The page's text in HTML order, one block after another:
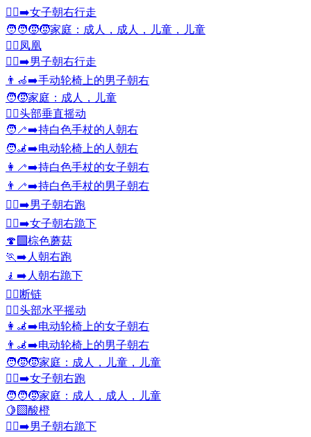
🚶‍♀️‍➡️女子朝右行走
🧑‍🧑‍🧒‍🧒家庭：成人，成人，儿童，儿童
🐦‍🔥 凤凰
🚶‍♂️‍➡️男子朝右行走
👨‍🦽‍➡️手动轮椅上的男子朝右
🧑‍🧒家庭：成人，儿童
🙂‍↕️头部垂直摇动
🧑‍🦯‍➡️持白色手杖的人朝右
🧑‍🦼‍➡️电动轮椅上的人朝右
👩‍🦯‍➡️持白色手杖的女子朝右
👨‍🦯‍➡️持白色手杖的男子朝右
🏃‍♂️‍➡️男子朝右跑
🧎‍♀️‍➡️女子朝右跪下
🍄‍🟫棕色蘑菇
🏃‍➡️ 人朝右跑
🧎‍➡️ 人朝右跪下
⛓️‍💥 断链
🙂‍↔️头部水平摇动
👩‍🦼‍➡️电动轮椅上的女子朝右
👨‍🦼‍➡️电动轮椅上的男子朝右
🧑‍🧒‍🧒家庭：成人，儿童，儿童
🏃‍♀️‍➡️女子朝右跑
🧑‍🧑‍🧒家庭：成人，成人，儿童
🍋‍🟩酸橙
🧎‍♂️‍➡️男子朝右跪下